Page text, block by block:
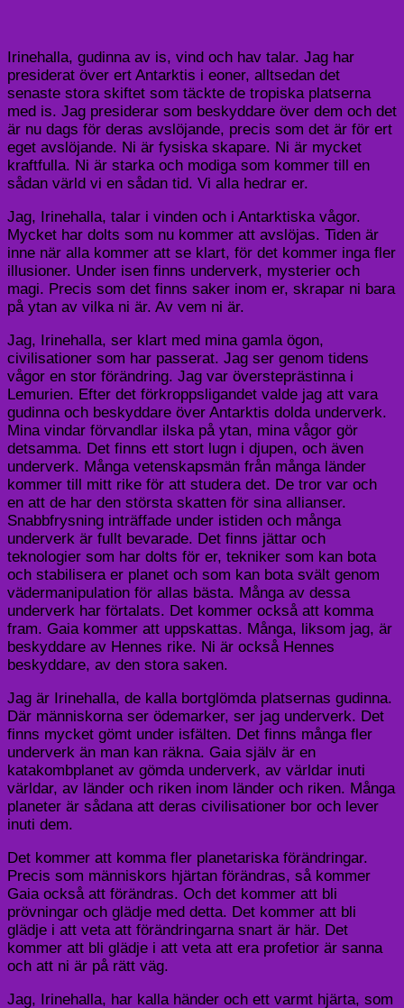
Irinehalla, gudinna av is, vind och hav talar. Jag har
presiderat över ert Antarktis i eoner, alltsedan det
senaste stora skiftet som täckte de tropiska platserna
med is. Jag presiderar som beskyddare över dem och det
är nu dags för deras avslöjande, precis som det är för ert
eget avslöjande. Ni är fysiska skapare. Ni är mycket
kraftfulla. Ni är starka och modiga som kommer till en
sådan värld vi en sådan tid. Vi alla hedrar er.
Jag,
Irinehalla, talar i vinden och i Antarktiska vågor.
Mycket har dolts som nu kommer att avslöjas. Tiden är
inne när alla kommer att se klart, för det kommer inga fler
illusioner. Under isen finns underverk, mysterier och
magi. Precis som det finns saker inom er, skrapar ni bara
på ytan av vilka ni är. Av vem ni är.
Jag,
Irinehalla, ser klart med mina gamla ögon,
civilisationer som har passerat. Jag ser genom tidens
vågor en stor förändring. Jag var översteprästinna i
Lemurien. Efter det förkroppsligandet valde jag att vara
gudinna och beskyddare över Antarktis dolda underverk.
Mina vindar förvandlar ilska på ytan, mina vågor gör
detsamma. Det finns ett stort lugn i djupen, och även
underverk. Många vetenskapsmän från många länder
kommer till mitt rike för att studera det. De tror var och
en att de har den största skatten för sina allianser.
Snabbfrysning inträffade under istiden och många
underverk är fullt bevarade. Det finns jättar och
teknologier som har dolts för er, tekniker som kan bota
och stabilisera er planet och som kan bota svält genom
vädermanipulation för allas bästa. Många av dessa
underverk har förtalats. Det kommer också att komma
fram. Gaia kommer att uppskattas. Många, liksom jag, är
beskyddare av Hennes rike. Ni är också Hennes
beskyddare, av den stora saken.
Jag är Irinehalla, de kalla bortglömda platsernas gudinna.
Där människorna ser ödemarker, ser jag underverk. Det
finns mycket gömt under isfälten. Det finns många fler
underverk än man kan räkna. Gaia själv är en
katakombplanet av gömda underverk, av världar inuti
världar, av länder och riken inom länder och riken. Många
planeter är sådana att deras civilisationer bor och lever
inuti dem.
Det kommer att komma fler planetariska förändringar.
Precis som människors hjärtan förändras, så kommer
Gaia också att förändras. Och det kommer att bli
prövningar och glädje med detta. Det kommer att bli
glädje i att veta att förändringarna snart är här. Det
kommer att bli glädje i att veta att era profetior är sanna
och att ni är på rätt väg.
Jag,
Irinehalla, har kalla händer och ett varmt hjärta, som